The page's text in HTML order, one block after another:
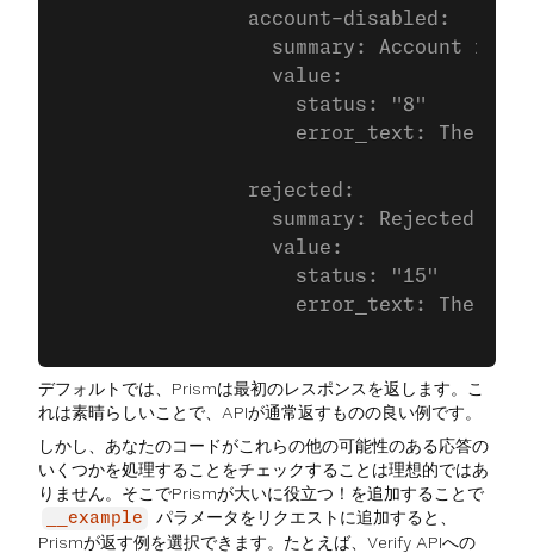
                account-disabled:
summary: Account is
                  value:
                    status: "8"
error_text: The
                rejected:
                  summary: Rejected
                  value:
                    status: "15"
error_text: The
デフォルトでは、Prismは最初のレスポンスを返します。こ
れは素晴らしいことで、APIが通常返すものの良い例です。
しかし、あなたのコードがこれらの他の可能性のある応答の
いくつかを処理することをチェックすることは理想的ではあ
りません。そこでPrismが大いに役立つ！を追加することで
__example
パラメータをリクエストに追加すると、
Prismが返す例を選択できます。たとえば、Verify APIへの